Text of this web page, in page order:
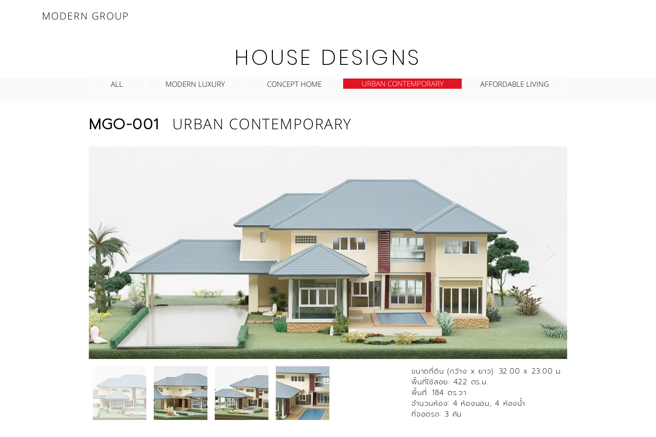
MODERN GROUP
HOUSE DESIGNS
ALL MODERN LUXURY CONCEPT HOME URBAN CONTEMPORARY AFFORDABLE LIVING
MGO-001 URBAN CONTEMPORARY
ขนาดที่ดิน (กว้าง x ยาว): 32.00 x 23.00 ม.
พื้นที่ใช้สอย: 422 ตร.ม.
พื้นที่: 184 ตร.วา
จำนวนห้อง: 4 ห้องนอน, 4 ห้องน้ำ
ที่จอดรถ: 3 คัน